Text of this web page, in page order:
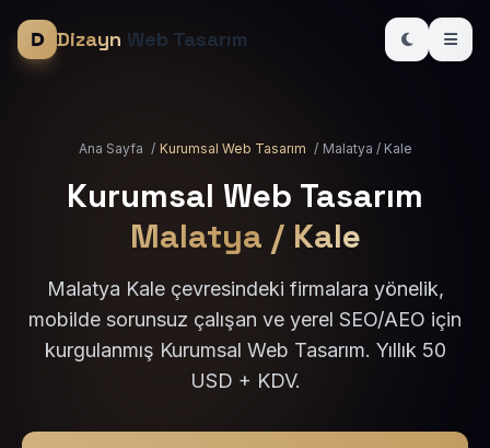
Dizayn Web Tasarım
Ana Sayfa / Kurumsal Web Tasarım / Malatya / Kale
Kurumsal Web Tasarım
Malatya / Kale
Malatya Kale çevresindeki firmalara yönelik,
mobilde sorunsuz çalışan ve yerel SEO/AEO için
kurgulanmış Kurumsal Web Tasarım. Yıllık 50
USD + KDV.